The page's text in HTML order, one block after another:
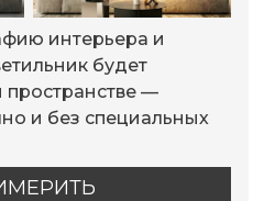
интерьера и
будет
пространстве —
и без специальных